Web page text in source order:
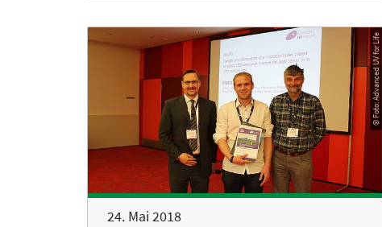
© Foto: Advanced UV for Life
24. Mai 2018